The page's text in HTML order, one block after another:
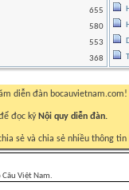
655
580
553
368
diễn đàn bocauvietnam.com!
đọc kỹ Nội quy diễn đàn.
sẻ và chia sẻ nhiều thông
Việt Nam.